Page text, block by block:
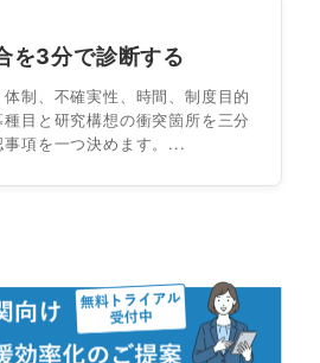
を3分で診断する
制、不確実性、時間、制度目的
目と研究構想の衝突箇所を三分
事項を一つ決めます。...